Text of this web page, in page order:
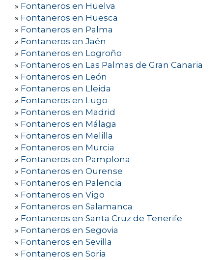
» Fontaneros en Huelva
» Fontaneros en Huesca
» Fontaneros en Palma
» Fontaneros en Jaén
» Fontaneros en Logroño
» Fontaneros en Las Palmas de Gran Canaria
» Fontaneros en León
» Fontaneros en Lleida
» Fontaneros en Lugo
» Fontaneros en Madrid
» Fontaneros en Málaga
» Fontaneros en Melilla
» Fontaneros en Murcia
» Fontaneros en Pamplona
» Fontaneros en Ourense
» Fontaneros en Palencia
» Fontaneros en Vigo
» Fontaneros en Salamanca
» Fontaneros en Santa Cruz de Tenerife
» Fontaneros en Segovia
» Fontaneros en Sevilla
» Fontaneros en Soria